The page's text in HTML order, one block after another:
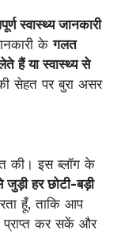
स्वास्थ्य जानकारी
केगलत
हैं या स्वास्थ्य से
सेहत पर बुरा असर
की। इस ब्लॉग के
जुड़ी हर छोटी-बड़ी
हूँ, ताकि आप
प्राप्त कर सकें और